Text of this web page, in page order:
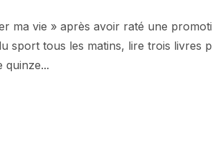
ma vie » après avoir raté une
sport tous les matins, lire trois livres
quinze...